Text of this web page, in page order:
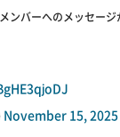
ンバーへのメッセージ
November 15, 2025